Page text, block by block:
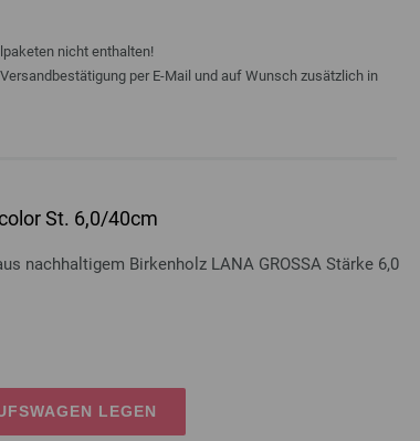
nicht enthalten!
per E-Mail und auf Wunsch zusätzlich in
St. 6,0/40cm
nachhaltigem Birkenholz LANA GROSSA Stärke 6,0
LEGEN